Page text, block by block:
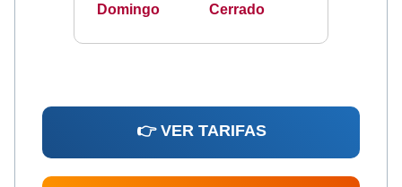
Domingo Cerrado
👉 VER TARIFAS